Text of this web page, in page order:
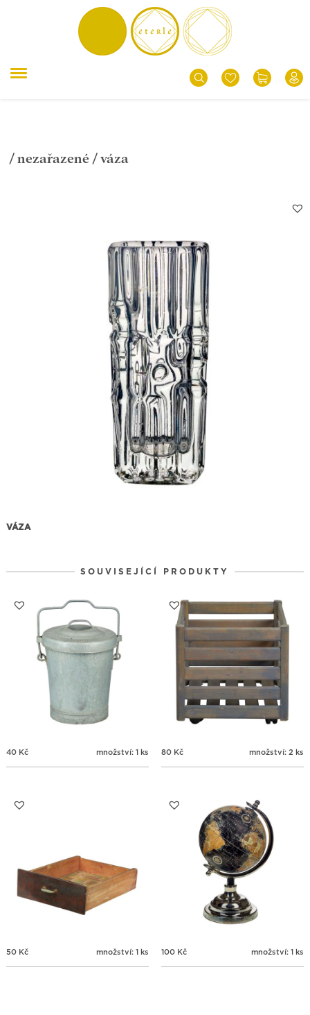
/ nezařazené / váza
VÁZA
SOUVISEJÍCÍ PRODUKTY
40 Kč množství: 1 ks 80 Kč množství: 2 ks
50 Kč množství: 1 ks 100 Kč množství: 1 ks